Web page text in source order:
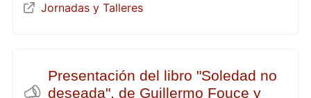
Jornadas y Talleres
Presentación del libro "Soledad no
deseada", de Guillermo Fouce y